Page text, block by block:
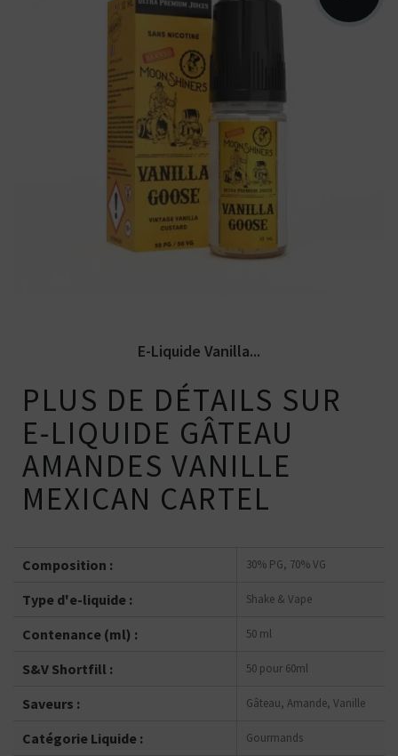
Arômes : vanille custard authentique. E-
liquide Moonshiners. Disponible...
E-Liquide Vanilla...
PLUS DE DÉTAILS SUR
E-LIQUIDE GÂTEAU
AMANDES VANILLE
MEXICAN CARTEL
Composition : 30% PG, 70% VG
Type d'e-liquide : Shake & Vape
Contenance (ml) : 50 ml
S&V Shortfill : 50 pour 60ml
Saveurs : Gâteau, Amande, Vanille
Catégorie Liquide : Gourmands